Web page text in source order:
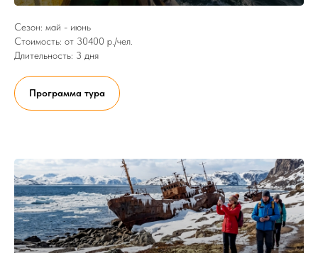
Сезон: май - июнь
Стоимость: от 30400 р./чел.
Длительность: 3 дня
Программа тура